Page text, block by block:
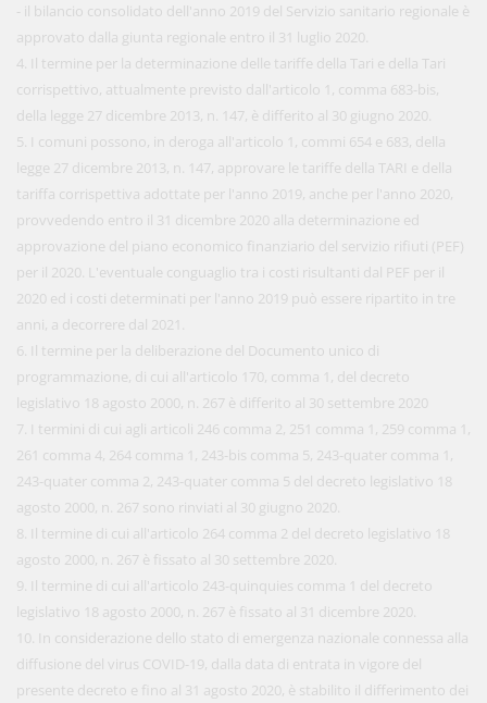
- il bilancio consolidato dell'anno 2019 del Servizio sanitario regionale è
approvato dalla giunta regionale entro il 31 luglio 2020.
4. Il termine per la determinazione delle tariffe della Tari e della Tari
corrispettivo, attualmente previsto dall'articolo 1, comma 683-bis,
della legge 27 dicembre 2013, n. 147, è differito al 30 giugno 2020.
5. I comuni possono, in deroga all'articolo 1, commi 654 e 683, della
legge 27 dicembre 2013, n. 147, approvare le tariffe della TARI e della
tariffa corrispettiva adottate per l'anno 2019, anche per l'anno 2020,
provvedendo entro il 31 dicembre 2020 alla determinazione ed
approvazione del piano economico finanziario del servizio rifiuti (PEF)
per il 2020. L'eventuale conguaglio tra i costi risultanti dal PEF per il
2020 ed i costi determinati per l'anno 2019 può essere ripartito in tre
anni, a decorrere dal 2021.
6. Il termine per la deliberazione del Documento unico di
programmazione, di cui all'articolo 170, comma 1, del decreto
legislativo 18 agosto 2000, n. 267 è differito al 30 settembre 2020
7. I termini di cui agli articoli 246 comma 2, 251 comma 1, 259 comma 1,
261 comma 4, 264 comma 1, 243-bis comma 5, 243-quater comma 1,
243-quater comma 2, 243-quater comma 5 del decreto legislativo 18
agosto 2000, n. 267 sono rinviati al 30 giugno 2020.
8. Il termine di cui all'articolo 264 comma 2 del decreto legislativo 18
agosto 2000, n. 267 è fissato al 30 settembre 2020.
9. Il termine di cui all'articolo 243-quinquies comma 1 del decreto
legislativo 18 agosto 2000, n. 267 è fissato al 31 dicembre 2020.
10. In considerazione dello stato di emergenza nazionale connessa alla
diffusione del virus COVID-19, dalla data di entrata in vigore del
presente decreto e fino al 31 agosto 2020, è stabilito il differimento dei